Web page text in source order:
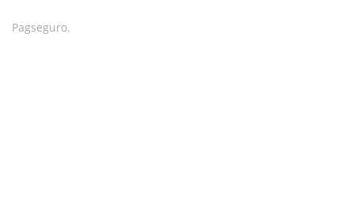
Pagseguro.